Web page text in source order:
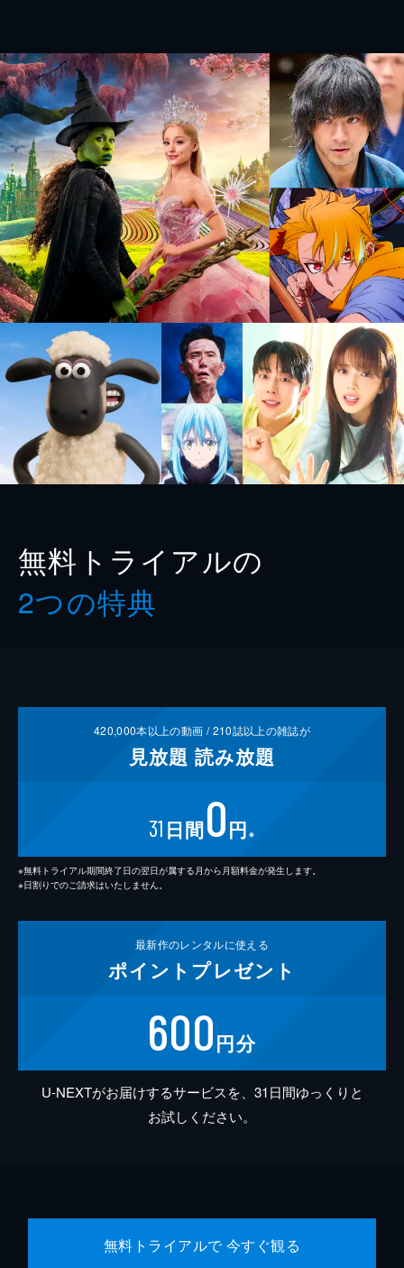
無料トライアルの
2つの特典
420,000本以上の動画 /210誌以上の雑誌が
見放題 読み放題
31 日間0円 ※
※無料トライアル期間終了日の翌日が属する月から月額料金が発生します。
※日割りでのご請求はいたしません。
最新作のレンタルに使える
ポイント プレゼント
600円分
U-NEXTがお届けするサービスを、31日間ゆっくりと
お試しください。
無料トライアルで 今すぐ観る